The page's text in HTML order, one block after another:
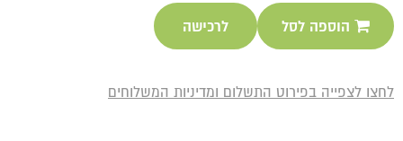
הוספה לסל לרכישה
לחצו לצפייה בפירוט התשלום ומדיניות המשלוחים